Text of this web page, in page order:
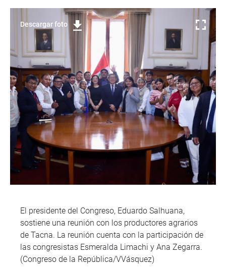
Descargar foto
El presidente del Congreso, Eduardo Salhuana,
sostiene una reunión con los productores agrarios
de Tacna. La reunión cuenta con la participación de
las congresistas Esmeralda Limachi y Ana Zegarra.
(Congreso de la República/VVásquez)